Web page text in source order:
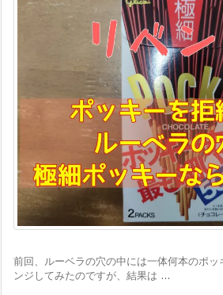
前回、ルーベラの穴の中には一体何本のポ
ンジしてみたのですが、結果は ...